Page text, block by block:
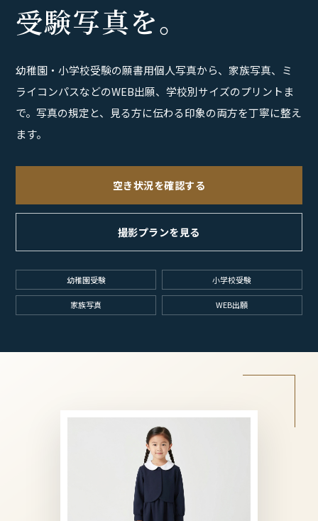
受験写真を。
幼稚園・小学校受験の願書用個人写真から、家族写真、ミ
ライコンパスなどのWEB出願、学校別サイズのプリントま
で。写真の規定と、見る方に伝わる印象の両方を丁寧に整え
ます。
空き状況を確認する
撮影プランを見る
幼稚園受験 小学校受験
家族写真 WEB出願